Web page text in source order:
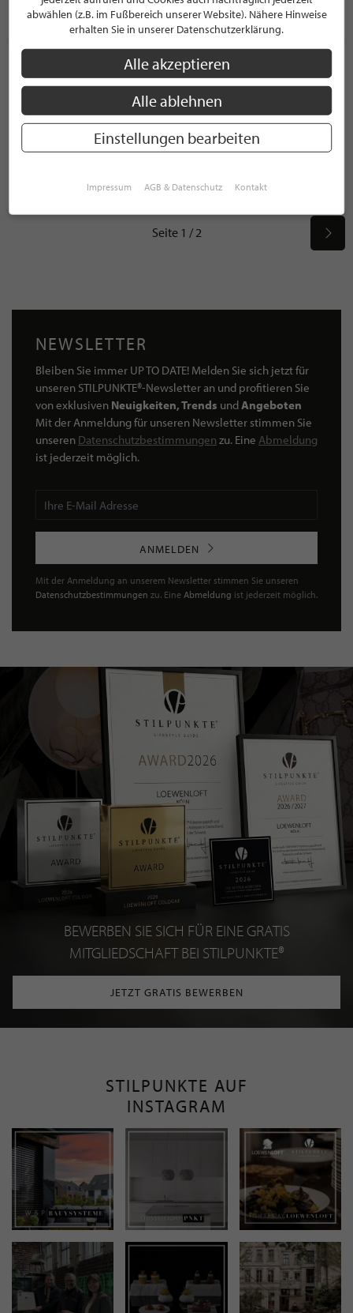
PROFIL
von Drathen Aachen
DAMENMODE
Holzgraben 13-15
52062 Aachen
Deutschland
Seite 1 / 2
NEWSLETTER
Bleiben Sie immer UP TO DATE! Melden Sie sich jetzt für
unseren STILPUNKTE®-Newsletter an und profitieren Sie
von exklusiven Neuigkeiten, Trends undAngeboten
Mit der Anmeldung für unseren Newsletter stimmen Sie
unseren Datenschutzbestimmungen zu. Eine Abmeldung
ist jederzeit möglich.
ANMELDEN
Mit der Anmeldung an unserem Newsletter stimmen Sie unseren
Datenschutzbestimmungen zu. Eine Abmeldung ist jederzeit möglich.
BEWERBEN SIE SICH FÜR EINE GRATIS
MITGLIEDSCHAFT BEI STILPUNKTE®
JETZT GRATIS BEWERBEN
STILPUNKTE AUF
INSTAGRAM
abwählen (z.B. im Fußbereich unserer Website). Nähere Hinweise
erhalten Sie in unserer Datenschutzerklärung.
Alle akzeptieren
Alle ablehnen
Einstellungen bearbeiten
Impressum AGB & Datenschutz Kontakt